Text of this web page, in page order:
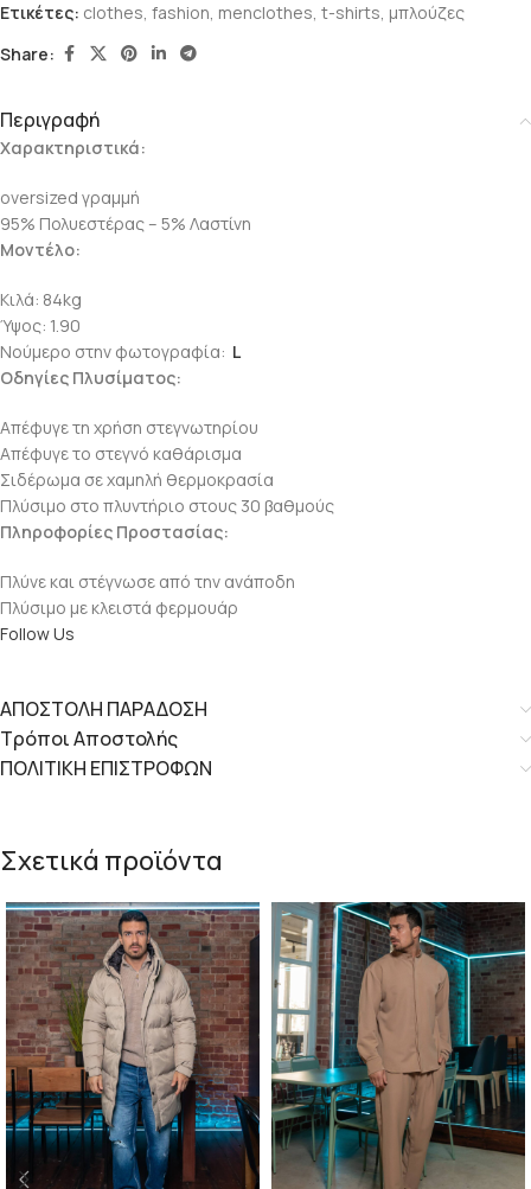
Ετικέτες: clothes, fashion, menclothes, t-shirts, μπλούζες
Share:
Περιγραφή
Χαρακτηριστικά:
oversized γραμμή
95% Πολυεστέρας – 5% Λαστίνη
Μοντέλο:
Κιλά: 84kg
Ύψος: 1.90
Νούμερο στην φωτογραφία: L
Οδηγίες Πλυσίματος:
Απέφυγε τη χρήση στεγνωτηρίου
Απέφυγε το στεγνό καθάρισμα
Σιδέρωμα σε χαμηλή θερμοκρασία
Πλύσιμο στο πλυντήριο στους 30 βαθμούς
Πληροφορίες Προστασίας:
Πλύνε και στέγνωσε από την ανάποδη
Πλύσιμο με κλειστά φερμουάρ
Follow Us
ΑΠΟΣΤΟΛΗ ΠΑΡΑΔΟΣΗ
Τρόποι Αποστολής
ΠΟΛΙΤΙΚΗ ΕΠΙΣΤΡΟΦΩΝ
Σχετικά προϊόντα